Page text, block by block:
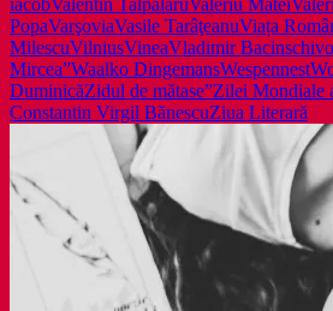
iacobValentin TalpalaruValeriu Matei
PopaVarşoviaVasile TarâţeanuViața
MilescuVilniusVineaVladimir Bacinschi
Mircea”Waalko DingemansWespennest
DuminicăZidul de mătase”Zilei Mondiale
Constantin Virgil BănescuZiua Literară